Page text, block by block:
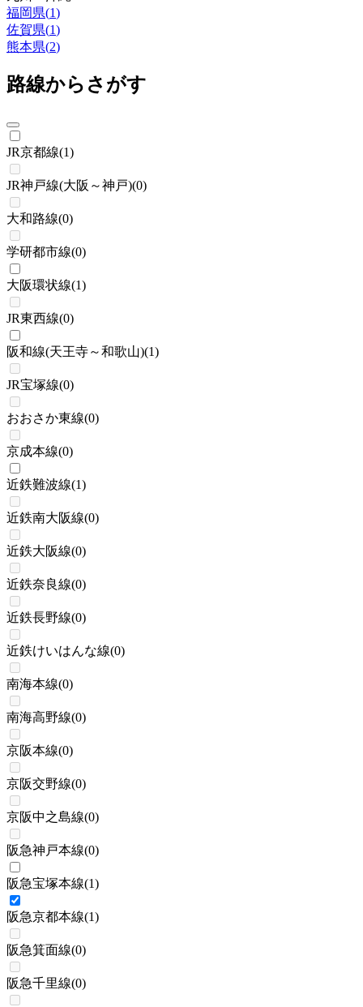
福岡県(1)
佐賀県(1)
熊本県(2)
路線からさがす
JR京都線(1)
JR神戸線(大阪～神戸)(0)
大和路線(0)
学研都市線(0)
大阪環状線(1)
JR東西線(0)
阪和線(天王寺～和歌山)(1)
JR宝塚線(0)
おおさか東線(0)
京成本線(0)
近鉄難波線(1)
近鉄南大阪線(0)
近鉄大阪線(0)
近鉄奈良線(0)
近鉄長野線(0)
近鉄けいはんな線(0)
南海本線(0)
南海高野線(0)
京阪本線(0)
京阪交野線(0)
京阪中之島線(0)
阪急神戸本線(0)
阪急宝塚本線(1)
阪急京都本線(1)
阪急箕面線(0)
阪急千里線(0)